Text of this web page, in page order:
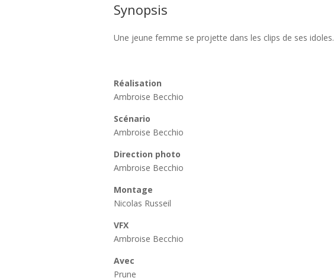
Synopsis
Une jeune femme se projette dans les clips de ses idoles.
Réalisation
Ambroise Becchio
Scénario
Ambroise Becchio
Direction photo
Ambroise Becchio
Montage
Nicolas Russeil
VFX
Ambroise Becchio
Avec
Prune